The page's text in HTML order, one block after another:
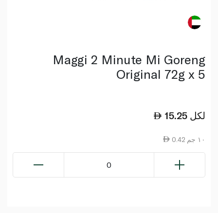
Maggi 2 Minute Mi Goreng
Original 72g x 5
15.25 لكل
0.42 ١٠ جم
0